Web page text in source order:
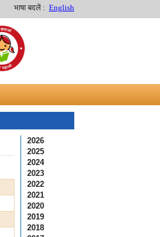
भाषा बदलें : English
2026
2025
2024
2023
2022
2021
2020
2019
2018